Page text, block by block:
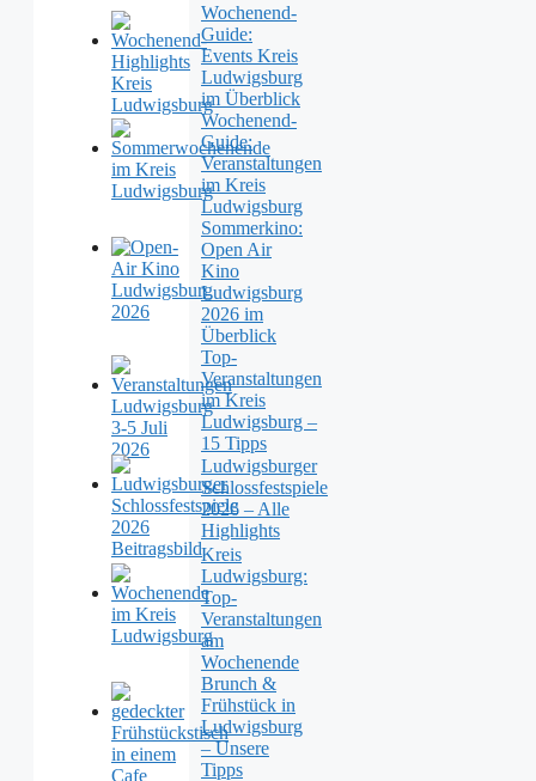
Wochenend-
Guide:
Events Kreis
Ludwigsburg
im Überblick
Wochenend-
Guide:
Veranstaltungen
im Kreis
Ludwigsburg
Sommerkino:
Open Air
Kino
Ludwigsburg
2026 im
Überblick
Top-
Veranstaltungen
im Kreis
Ludwigsburg –
15 Tipps
Ludwigsburger
Schlossfestspiele
2026 – Alle
Highlights
Kreis
Ludwigsburg:
Top-
Veranstaltungen
am
Wochenende
Brunch &
Frühstück in
Ludwigsburg
– Unsere
Tipps